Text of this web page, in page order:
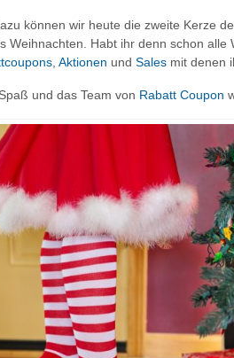
können wir heute die zweite Kerze
Weihnachten. Habt ihr denn schon
Aktionen und Sales mit denen
und das Team von Rabatt Coupon